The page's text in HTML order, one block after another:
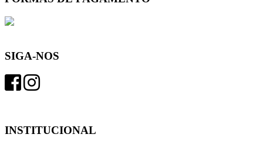
SIGA-NOS
INSTITUCIONAL